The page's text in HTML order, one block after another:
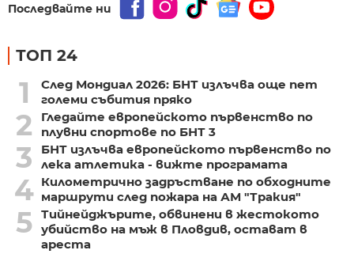
Последвайте ни
ТОП 24
1
След Мондиал 2026: БНТ излъчва още пет
големи събития пряко
2
Гледайте европейското първенство по
плувни спортове по БНТ 3
3
БНТ излъчва европейското първенство по
лека атлетика - вижте програмата
4 Километрично задръстване по обходните
маршрути след пожара на АМ "Тракия"
5 Тийнейджърите, обвинени в жестокото
убийство на мъж в Пловдив, остават в
ареста